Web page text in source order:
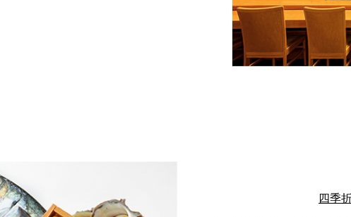
四季
2F 中国料理
鴻臚